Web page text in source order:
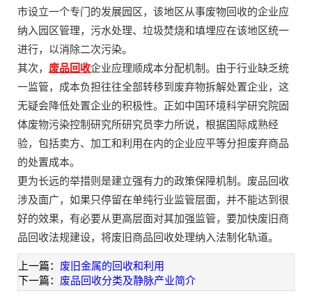
市设立一个专门的发展园区，该地区从事废物回收的企业应
纳入园区管理，污水处理、垃圾焚烧和填埋应在该地区统一
进行，以消除二次污染。
其次， 废品回收企业应理顺成本分配机制。由于行业缺乏统
一监管，成本负担往往全部转移到废弃物拆解处置企业，这
无疑会降低处置企业的积极性。正如中国环境科学研究院固
体废物污染控制研究所研究员李力所说，根据国际成熟经
验，包括卖方、加工和利用在内的企业应平等分担废弃商品
的处置成本。
更为长远的举措则是建立强有力的政策保障机制。废品回收
涉及面广，如果只停留在单纯行业监管层面，并不能达到很
好的效果，有必要从更高层面对其加强监管，要加快废旧商
品回收法规建设，将废旧商品回收处理纳入法制化轨道。
上一篇： 废旧金属的回收和利用
下一篇： 废品回收分类及静脉产业简介